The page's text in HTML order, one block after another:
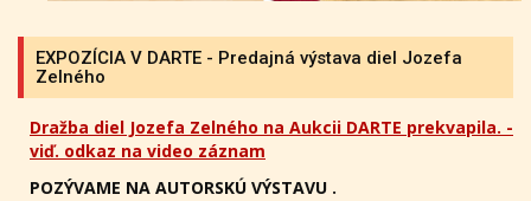
EXPOZÍCIA V DARTE - Predajná výstava diel Jozefa
Zelného
Dražba diel Jozefa Zelného na Aukcii DARTE prekvapila. -
viď. odkaz na video záznam
POZÝVAME NA AUTORSKÚ VÝSTAVU .